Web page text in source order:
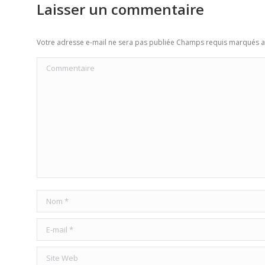
Laisser un commentaire
Votre adresse e-mail ne sera pas publiée Champs requis marqués
Commentaire
Nom *
E-mail *
Site Web